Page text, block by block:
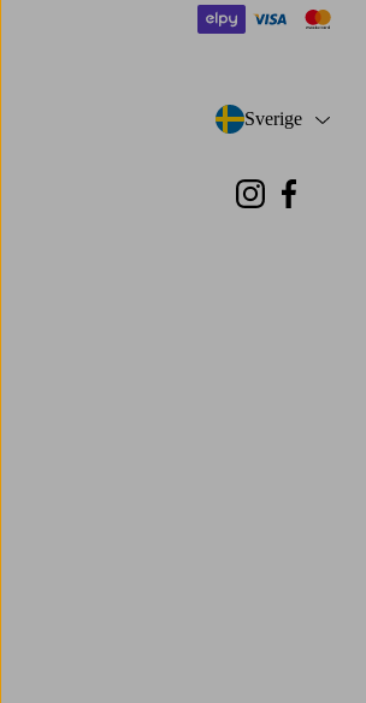
Sverige
- Välj land